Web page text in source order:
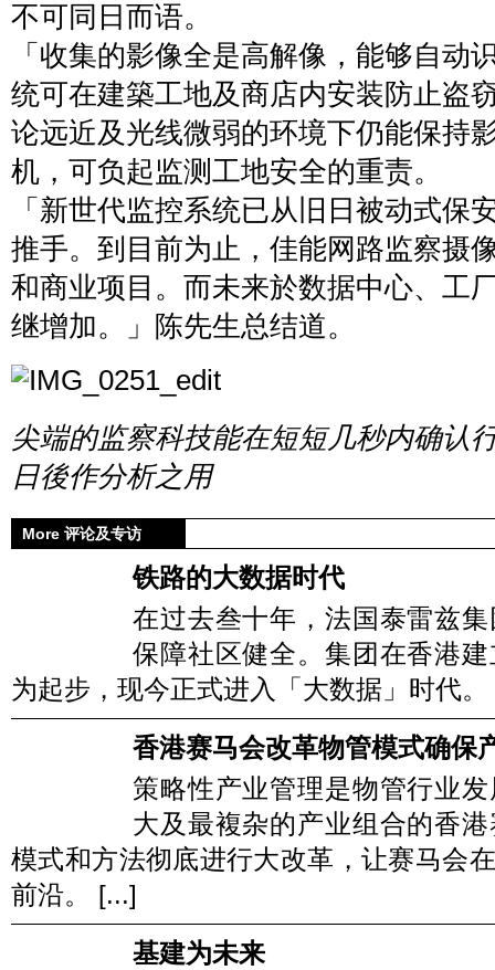
不可同日而语。
「收集的影像全是高解像，能够自动
统可在建築工地及商店内安装防止盗
论远近及光线微弱的环境下仍能保持
机，可负起监测工地安全的重责。
「新世代监控系统已从旧日被动式保
推手。到目前为止，佳能网路监察摄
和商业项目。而未来於数据中心、工
继增加。」陈先生总结道。
尖端的监察科技能在短短几秒内确认
日後作分析之用
More 评论及专访
铁路的大数据时代
在过去叁十年，法国泰雷兹
保障社区健全。集团在香港
为起步，现今正式进入「大数据」时代
香港赛马会改革物管模式确保
策略性产业管理是物管行业
大及最複杂的产业组合的香
模式和方法彻底进行大改革，让赛马会
前沿。 [...]
基建为未来